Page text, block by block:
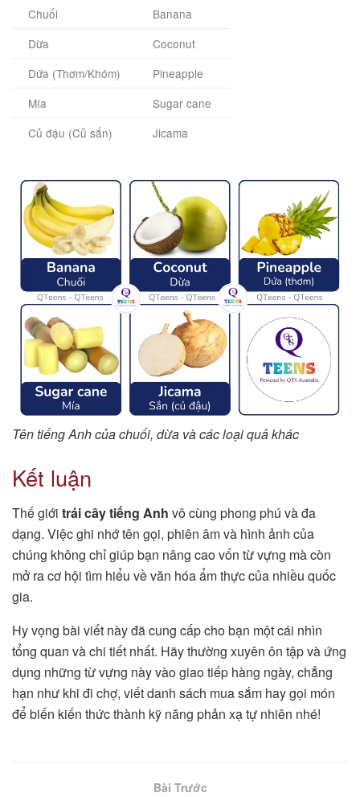
Chuối
Banana
Dừa
Coconut
Dứa (Thơm/Khóm)
Pineapple
Mía
Sugar cane
Củ đậu (Củ sắn)
Jicama
Tên tiếng Anh của chuối, dừa và các loại quả khác
Kết luận
Thế giới trái cây tiếng Anh vô cùng phong phú và đa
dạng. Việc ghi nhớ tên gọi, phiên âm và hình ảnh của
chúng không chỉ giúp bạn nâng cao vốn từ vựng mà còn
mở ra cơ hội tìm hiểu về văn hóa ẩm thực của nhiều quốc
gia.
Hy vọng bài viết này đã cung cấp cho bạn một cái nhìn
tổng quan và chi tiết nhất. Hãy thường xuyên ôn tập và ứng
dụng những từ vựng này vào giao tiếp hàng ngày, chẳng
hạn như khi đi chợ, viết danh sách mua sắm hay gọi món
để biến kiến thức thành kỹ năng phản xạ tự nhiên nhé!
Bài Trước